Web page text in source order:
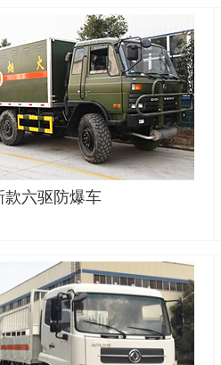
款六驱防爆车